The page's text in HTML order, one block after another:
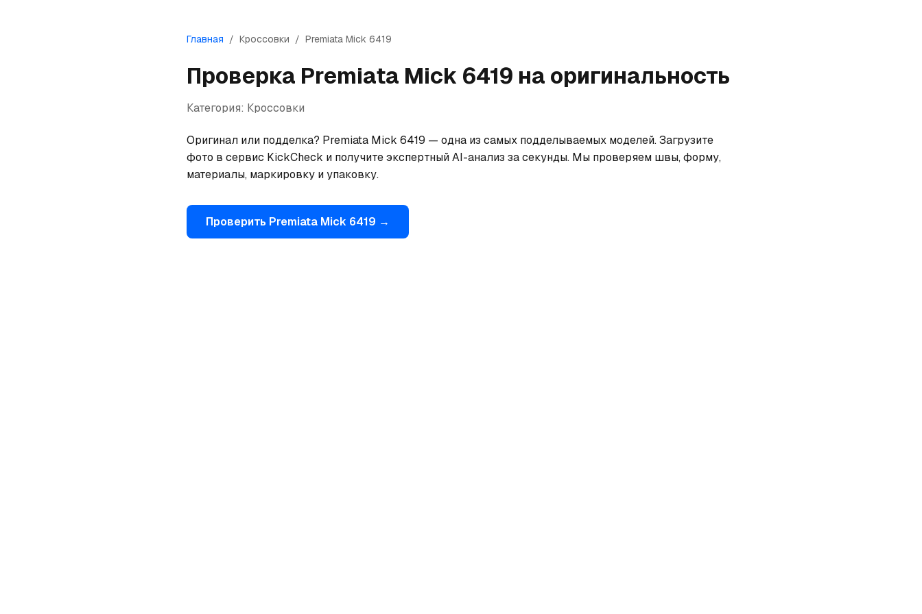
Главная / Кроссовки / Premiata Mick 6419
Проверка Premiata Mick 6419 на оригинальность
Категория: Кроссовки
Оригинал или подделка? Premiata Mick 6419 — одна из самых подделываемых моделей. Загрузите
фото в сервис KickCheck и получите экспертный AI-анализ за секунды. Мы проверяем швы, форму,
материалы, маркировку и упаковку.
Проверить Premiata Mick 6419 →